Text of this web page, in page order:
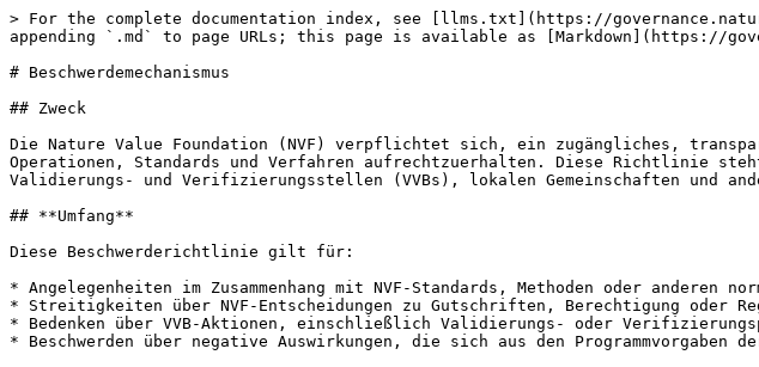
> For the complete documentation index, see [llms.txt](https://
appending `.md` to page URLs; this page is available as [Markdown](https://
# Beschwerdemechanismus
## Zweck
Die Nature Value Foundation (NVF) verpflichtet sich, ein zugängliches,
Operationen, Standards und Verfahren aufrechtzuerhalten. Diese Richtlinie
Validierungs- und Verifizierungsstellen (VVBs), lokalen Gemeinschaften und
## **Umfang**
Diese Beschwerderichtlinie gilt für:
* Angelegenheiten im Zusammenhang mit NVF-Standards, Methoden oder anderen
* Streitigkeiten über NVF-Entscheidungen zu Gutschriften, Berechtigung oder
* Bedenken über VVB-Aktionen, einschließlich Validierungs- oder
* Beschwerden über negative Auswirkungen, die sich aus den Programmvorgaben